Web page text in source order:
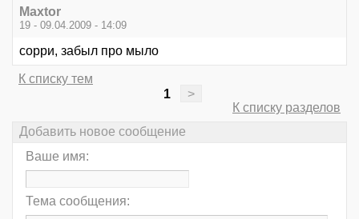
Maxtor
19 - 09.04.2009 - 14:09
сорри, забыл про мыло
К списку тем
1
>
К списку разделов
Добавить новое сообщение
Ваше имя:
Тема сообщения: